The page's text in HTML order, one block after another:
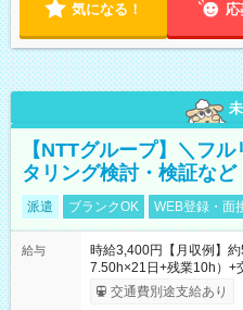
気になる！ 応
【NTTグループ】＼フ
タリング検討・検証など
派遣 ブランクOK WEB登録・面
給与
時給3,400円【月収例】
7.50h×21日+残業10h）+
交通費別途支給あり